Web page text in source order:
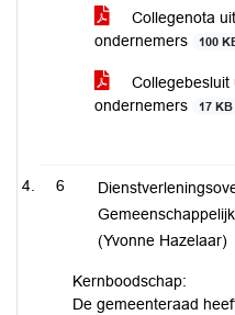
Collegenota
ondernemers
100
Collegebesluit
ondernemers
17 KB
6
(Yvonne Hazelaar)
Kernboodschap:
De gemeenteraad